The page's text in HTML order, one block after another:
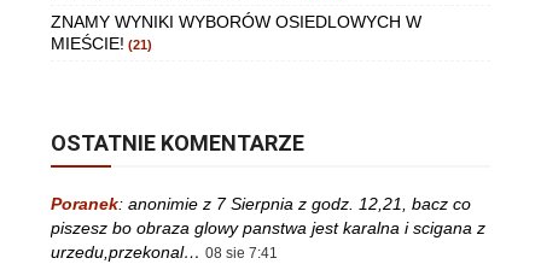
ZNAMY WYNIKI WYBORÓW OSIEDLOWYCH W
MIEŚCIE! (21)
OSTATNIE KOMENTARZE
Poranek: anonimie z 7 Sierpnia z godz. 12,21, bacz co
piszesz bo obraza glowy panstwa jest karalna i scigana z
urzedu,przekonal… 08 sie 7:41